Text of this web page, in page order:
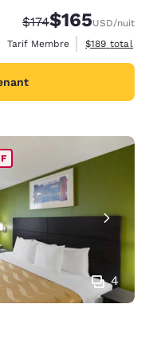
Tarif barré :
$174Tarif réduit :
$165USD/nuit
Tarif Membre
Afficher les
$189 total
4